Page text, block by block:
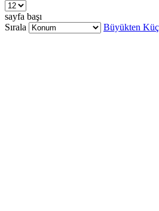
sayfa başı
Sırala
Büyükten